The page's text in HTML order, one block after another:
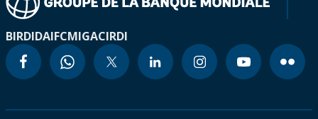
BIRDIDAIFCMIGACIRDI